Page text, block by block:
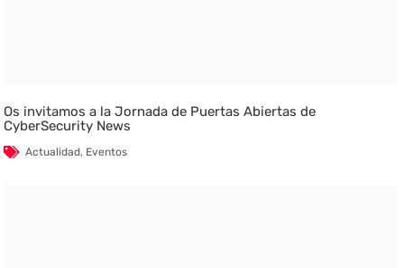
Os invitamos a la Jornada de Puertas Abiertas de
CyberSecurity News
Actualidad, Eventos